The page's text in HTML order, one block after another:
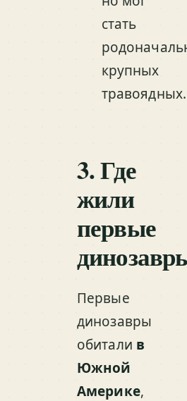
стать
крупных
травоядных.
3. Где
жили
первые
Первые
динозавры
обитали в
Южной
Америке,